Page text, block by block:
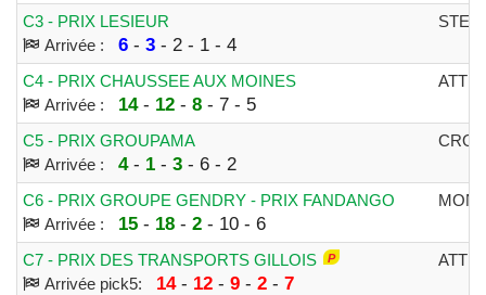
C3 - PRIX LESIEUR
Arrivée :
6- 3- 2 - 1 - 4
C4 - PRIX CHAUSSEE AUX MOINES
Arrivée :
14- 12- 8- 7 - 5
C5 - PRIX GROUPAMA
Arrivée :
4- 1 - 3- 6 - 2
C6 - PRIX GROUPE GENDRY - PRIX FANDANGO
Arrivée :
15- 18- 2- 10 - 6
C7 - PRIX DES TRANSPORTS GILLOIS
Arrivée pick5:
14- 12- 9- 2- 7